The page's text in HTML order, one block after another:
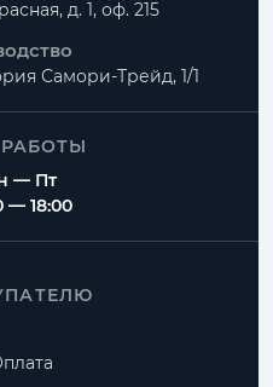
д. 1, оф. 215
Самори-Трейд, 1/1
— Пт
— 18:00